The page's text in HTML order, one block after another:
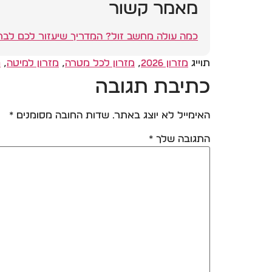
מאמר קשור
כמה עולה מחשב זול? המדריך שיעזור לכם
תוייג מזרון 2026 , מזרון לכל מטרה, מזרון למיטה,
כתיבת תגובה
האימייל לא יוצג באתר. שדות החובה מסומנים *
התגובה שלך *